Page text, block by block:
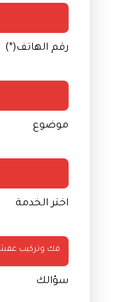
رقم الهاتف(*)
موضوع
اختر الخدمة
سؤالك